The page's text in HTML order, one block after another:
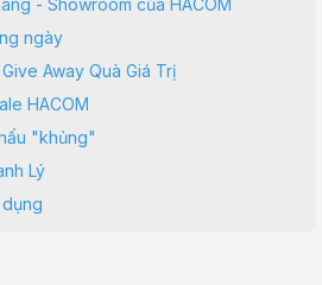
- Showroom của HACOM
ngày
Away Quà Giá Trị
HACOM
"khủng"
Lý